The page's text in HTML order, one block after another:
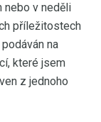
nebo v neděli
příležitostech
na
které jsem
z jednoho